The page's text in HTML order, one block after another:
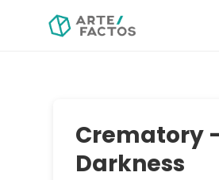
Crematory
Darkness